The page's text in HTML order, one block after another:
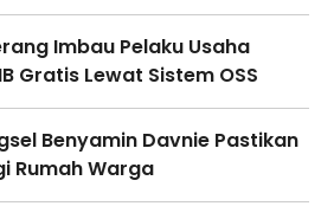
Imbau Pelaku Usaha
Gratis Lewat Sistem OSS
Benyamin Davnie Pastikan
Rumah Warga